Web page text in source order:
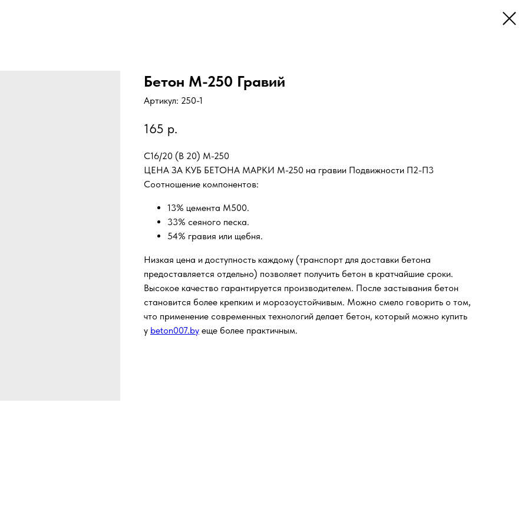
Бетон М-250 Гравий
Артикул: 250-1
165 р.
C16/20 (B 20) М-250
ЦЕНА ЗА КУБ БЕТОНА МАРКИ М-250 на гравии Подвижности П2-П3
Соотношение компонентов:
13% цемента М500.
33% сеяного песка.
54% гравия или щебня.
Низкая цена и доступность каждому (транспорт для доставки бетона
предоставляется отдельно) позволяет получить бетон в кратчайшие сроки.
Высокое качество гарантируется производителем. После застывания бетон
становится более крепким и морозоустойчивым. Можно смело говорить о том,
что применение современных технологий делает бетон, который можно купить
у beton007.by еще более практичным.